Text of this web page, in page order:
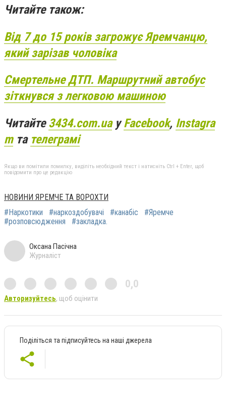
Читайте також:
Від 7 до 15 років загрожує Яремчанцю,
який зарізав чоловіка
Смертельне ДТП. Маршрутний автобус
зіткнувся з легковою машиною
Читайте3434.com.uaуFacebook, Instagra
mта телеграмі
Якщо ви помітили помилку, виділіть необхідний текст і натисніть Ctrl + Enter, щоб
повідомити про це редакцію
НОВИНИ ЯРЕМЧЕ ТА ВОРОХТИ
#Наркотики
#наркоздобувачі #канабіс
#Яремче
#розповсюдження
#закладка.
Оксана Пасічна
Журналіст
0,0
Авторизуйтесь, щоб оцінити
Поділіться та підписуйтесь на наші джерела